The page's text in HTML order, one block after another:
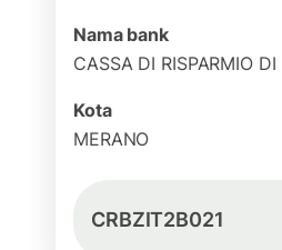
Nama bank
CASSA DI RISPARMIO
Kota
MERANO
CRBZIT2B021